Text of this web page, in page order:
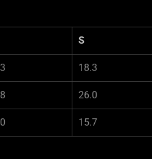
S
18.3
26.0
15.7